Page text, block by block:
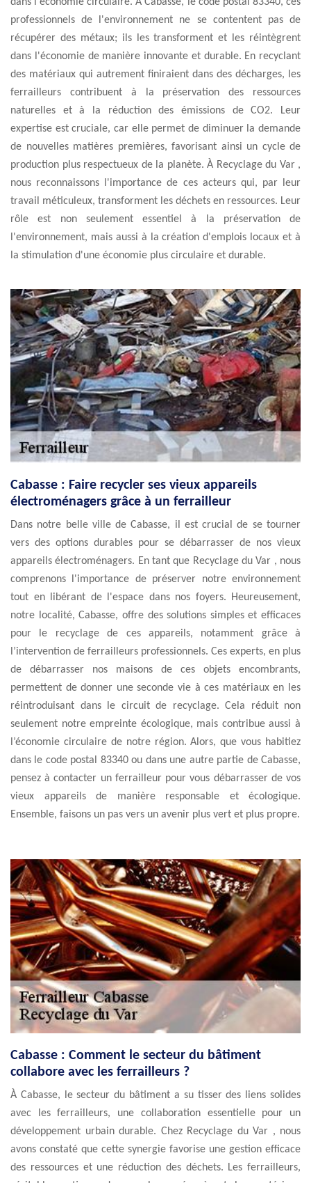
professionnels de l'environnement ne se contentent pas de
récupérer des métaux; ils les transforment et les réintègrent
dans l'économie de manière innovante et durable. En recyclant
des matériaux qui autrement finiraient dans des décharges, les
ferrailleurs contribuent à la préservation des ressources
naturelles et à la réduction des émissions de CO2. Leur
expertise est cruciale, car elle permet de diminuer la demande
de nouvelles matières premières, favorisant ainsi un cycle de
production plus respectueux de la planète. À Recyclage du Var ,
nous reconnaissons l'importance de ces acteurs qui, par leur
travail méticuleux, transforment les déchets en ressources. Leur
rôle est non seulement essentiel à la préservation de
l'environnement, mais aussi à la création d'emplois locaux et à
la stimulation d'une économie plus circulaire et durable.
Cabasse : Faire recycler ses vieux appareils
électroménagers grâce à un ferrailleur
Dans notre belle ville de Cabasse, il est crucial de se tourner
vers des options durables pour se débarrasser de nos vieux
appareils électroménagers. En tant que Recyclage du Var , nous
comprenons l'importance de préserver notre environnement
tout en libérant de l'espace dans nos foyers. Heureusement,
notre localité, Cabasse, offre des solutions simples et efficaces
pour le recyclage de ces appareils, notamment grâce à
l’intervention de ferrailleurs professionnels. Ces experts, en plus
de débarrasser nos maisons de ces objets encombrants,
permettent de donner une seconde vie à ces matériaux en les
réintroduisant dans le circuit de recyclage. Cela réduit non
seulement notre empreinte écologique, mais contribue aussi à
l’économie circulaire de notre région. Alors, que vous habitiez
dans le code postal 83340 ou dans une autre partie de Cabasse,
pensez à contacter un ferrailleur pour vous débarrasser de vos
vieux appareils de manière responsable et écologique.
Ensemble, faisons un pas vers un avenir plus vert et plus propre.
Cabasse : Comment le secteur du bâtiment
collabore avec les ferrailleurs ?
À Cabasse, le secteur du bâtiment a su tisser des liens solides
avec les ferrailleurs, une collaboration essentielle pour un
développement urbain durable. Chez Recyclage du Var , nous
avons constaté que cette synergie favorise une gestion efficace
des ressources et une réduction des déchets. Les ferrailleurs,